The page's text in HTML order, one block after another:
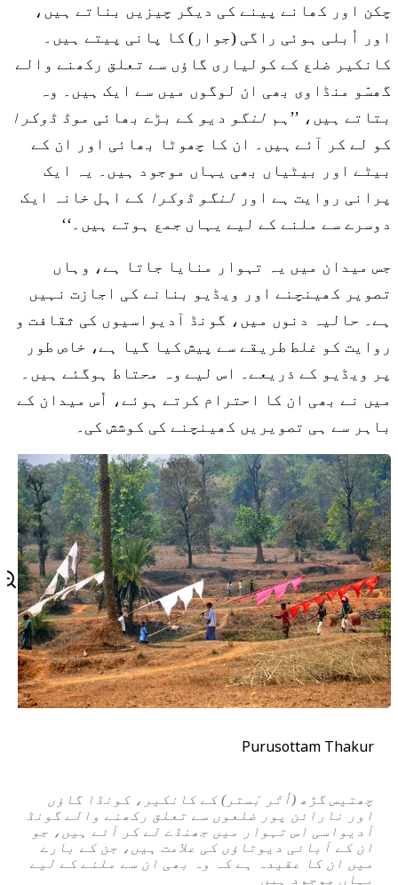
چکن اور کھانے پینے کی دیگر چیزیں بناتے ہیں،
اور اُبلی ہوئی راگی (جوار) کا پانی پیتے ہیں۔
کانکیر ضلع کے کولیاری گاؤں سے تعلق رکھنے والے
گھسّو منڈاوی بھی ان لوگوں میں سے ایک ہیں۔ وہ
بتاتے ہیں، ’’ہم لنگو دیو کے بڑے بھائی موڈ ڈوکرا
کو لے کر آئے ہیں۔ ان کا چھوٹا بھائی اور ان کے
بیٹے اور بیٹیاں بھی یہاں موجود ہیں۔ یہ ایک
پرانی روایت ہے اور لنگو ڈوکرا کے اہل خانہ ایک
دوسرے سے ملنے کے لیے یہاں جمع ہوتے ہیں۔‘‘
جس میدان میں یہ تہوار منایا جاتا ہے، وہاں
تصویر کھینچنے اور ویڈیو بنانے کی اجازت نہیں
ہے۔ حالیہ دنوں میں، گونڈ آدیواسیوں کی ثقافت و
روایت کو غلط طریقے سے پیش کیا گیا ہے، خاص طور
پر ویڈیو کے ذریعے۔ اس لیے وہ محتاط ہوگئے ہیں۔
میں نے بھی ان کا احترام کرتے ہوئے، اُس میدان کے
باہر سے ہی تصویریں کھینچنے کی کوشش کی۔
Purusottam Thakur
چھتیس گڑھ (اُتّر بَستر) کے کانکیر، کونڈا گاؤں
اور نارائن پور ضلعوں سے تعلق رکھنے والے گونڈ
آدیواسی اس تہوار میں جھنڈے لے کر آئے ہیں، جو
ان کے آبائی دیوتاؤں کی علامت ہیں، جن کے بارے
میں ان کا عقیدہ ہے کہ وہ بھی ان سے ملنے کے لیے
یہاں موجود ہیں